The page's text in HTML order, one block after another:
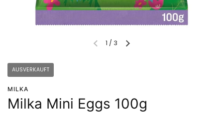
1 / 3
AUSVERKAUFT
MILKA
Milka Mini Eggs 100g